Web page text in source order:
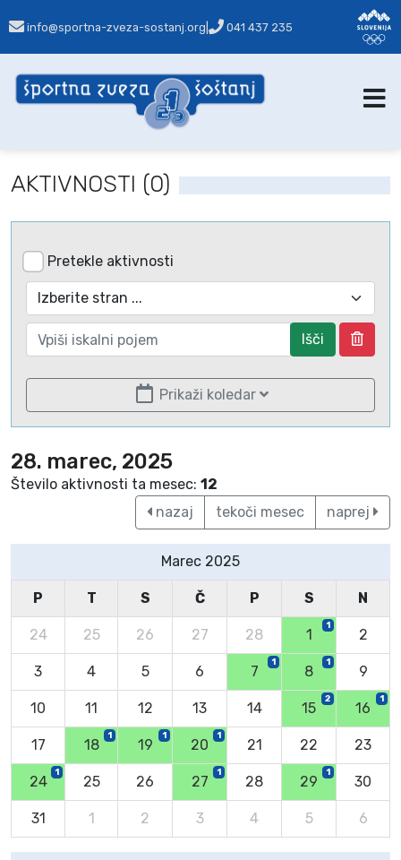
info@sportna-zveza-sostanj.org 041 437 235
AKTIVNOSTI (0)
Pretekle aktivnosti
Išči
Prikaži koledar
28. marec, 2025
Število aktivnosti ta mesec: 12
nazaj
tekoči mesec naprej
Marec 2025
P T S Č P S N
24 25 26 27 28 1
1
2
3 4 5 6 7
1
8
1
9
10 11 12 13 14 15
2
16
1
17 18
1
19
1
20
1
21 22 23
24
1
25 26 27
1
28 29
1
30
31 1 2 3 4 5 6